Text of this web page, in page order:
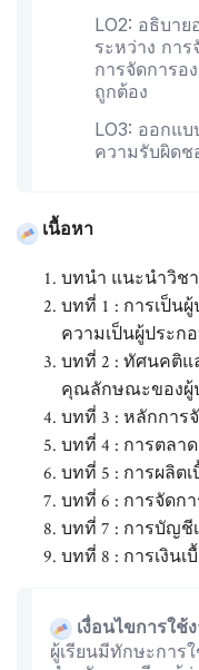
LO2: อธิบา
ระหว่าง กา
การจัดการอ
ถูกต้อง
LO3: ออกแ
ความรับผิดช
เนื้อหา
บทนำ แนะนำวิชา
บทที่ 1 : การเป็น
ความเป็นผู้ประก
บทที่ 2 : ทัศนคติแ
คุณลักษณะของผู้
บทที่ 3 : หลักการ
บทที่ 4 : การตลา
บทที่ 5 : การผลิต
บทที่ 6 : การจัดก
บทที่ 7 : การบัญชี
บทที่ 8 : การเงินเ
เงื่อนไขการใช้
ผู้เรียนมีทักษะการ